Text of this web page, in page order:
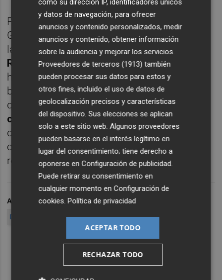
Por otro lado, ha afirmado que el apoyo del
Gobierno regional está enmarcado en
la
Estrategia de Especialización Inteligente
RIS4 2021-2027, que "nos permite avanzar
hacia una economía más competitiva y
basada en el conocimiento". Y ha añadido
que "
la Región de Murcia lidera el
crecimiento en inversión en I+D en España
desde la última crisis económica,
consolidando nuestro papel como un
referente en innovación".
ARCHIVADO EN INNOVACIÓN TECNOLÓGICA
DESARROLLO EMPRESARIAL
y datos de navegación, para ofrecer
anuncios y contenido personalizados, medir
anuncios y contenido, obtener información
sobre la audiencia y mejorar los servicios.
Proveedores de terceros (1913) también
pueden procesar sus datos para estos y
otros fines, incluido el uso de datos de
geolocalización precisos y características
del dispositivo. Sus elecciones se aplican
solo a este sitio web. Algunos proveedores
pueden basarse en el interés legítimo en
lugar del consentimiento; tiene derecho a
oponerse enConfiguración de publicidad
Puede retirar su consentimiento en
cualquier momento enConfiguración de
cookies .Política de privacidad
ACEPTAR TODO
RECHAZAR TODO